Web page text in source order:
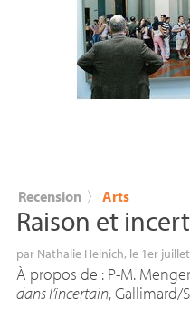
Recension 〉 Arts
Raison et
par Nathalie Heinich, le 1er
À propos de : P-M.
dans l’incertain, Gallimard/